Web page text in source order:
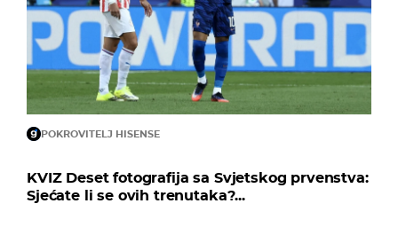
POKROVITELJ HISENSE
KVIZ Deset fotografija sa Svjetskog prvenstva:
Sjećate li se ovih trenutaka?...